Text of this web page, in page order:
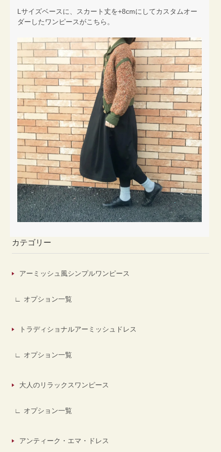
Lサイズベースに、スカート丈を+8cmにしてカスタムオー
ダーしたワンピースがこちら。
カテゴリー
アーミッシュ風シンプルワンピース
オプション一覧
トラディショナルアーミッシュドレス
オプション一覧
大人のリラックスワンピース
オプション一覧
アンティーク・エマ・ドレス